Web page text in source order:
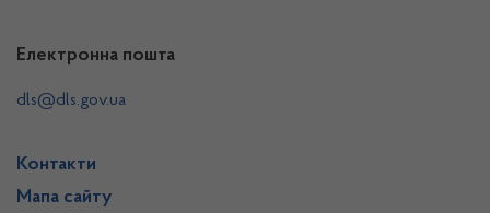
Електронна пошта
dls@dls.gov.ua
Контакти
Мапа сайту